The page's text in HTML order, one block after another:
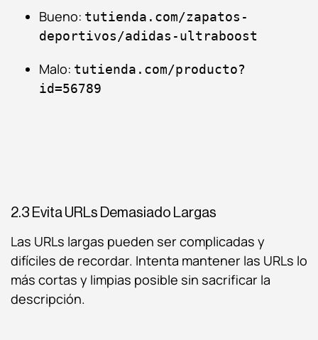
Bueno: tutienda.com/zapatos-
deportivos/adidas-ultraboost
Malo: tutienda.com/producto?
id=56789
2.3 Evita URLs Demasiado Largas
Las URLs largas pueden ser complicadas y
difíciles de recordar. Intenta mantener las URLs lo
más cortas y limpias posible sin sacrificar la
descripción.